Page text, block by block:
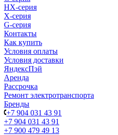
HX-серия
X-серия
G-серия
Контакты
Как купить
Условия оплаты
Условия доставки
ЯндексПэй
Аренда
Рассрочка
Ремонт электротранспорта
Бренды
+7 904 031 43 91
+7 904 031 43 91
+7 900 479 49 13